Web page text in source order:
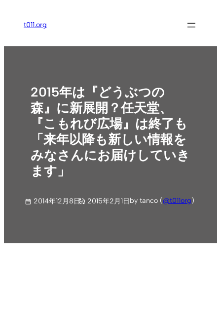
ス
t011.org
2015年は『どうぶつの
森』に新展開？任天堂、
『こもれび広場』は終了も
「来年以降も新しい情報を
みなさんにお届けしていき
ます」
2014年12月8日 2015年2月1日by tanco (@t011org)